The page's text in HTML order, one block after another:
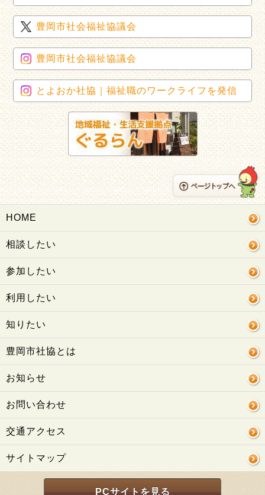
豊岡市社会福祉協議会
豊岡市社会福祉協議会
とよおか社協｜福祉職のワークライフを発信
HOME
相談したい
参加したい
利用したい
知りたい
豊岡市社協とは
お知らせ
お問い合わせ
交通アクセス
サイトマップ
PCサイトを見る